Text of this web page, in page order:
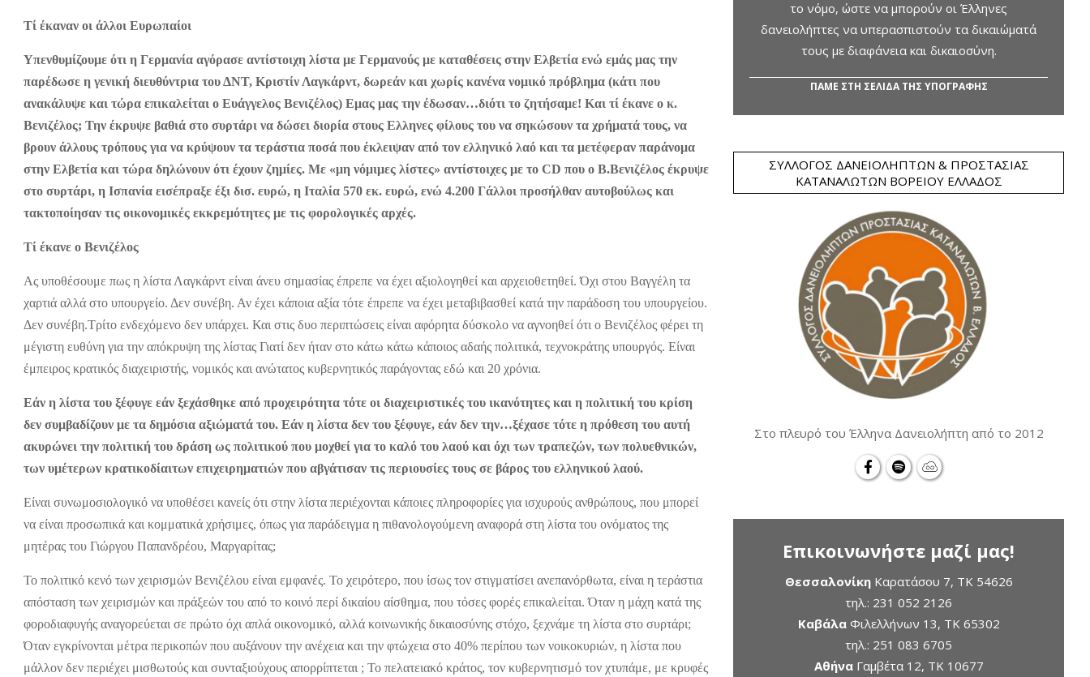
Τί έκαναν οι άλλοι Ευρωπαίοι
Υπενθυμίζουμε ότι η Γερμανία αγόρασε αντίστοιχη λίστα με Γερμανούς με καταθέσεις στην Ελβετία ενώ εμάς μας την
παρέδωσε η γενική διευθύντρια του ΔΝΤ, Κριστίν Λαγκάρντ, δωρεάν και χωρίς κανένα νομικό πρόβλημα (κάτι που
ανακάλυψε και τώρα επικαλείται ο Ευάγγελος Βενιζέλος) Εμας μας την έδωσαν…διότι το ζητήσαμε! Και τί έκανε ο κ.
Βενιζέλος; Την έκρυψε βαθιά στο συρτάρι να δώσει διορία στους Ελληνες φίλους του να σηκώσουν τα χρήματά τους, να
βρουν άλλους τρόπους για να κρύψουν τα τεράστια ποσά που έκλειψαν από τον ελληνικό λαό και τα μετέφεραν παράνομα
στην Ελβετία και τώρα δηλώνουν ότι έχουν ζημίες. Με «μη νόμιμες λίστες» αντίστοιχες με το CD που ο Β.Βενιζέλος έκρυψε
στο συρτάρι, η Ισπανία εισέπραξε έξι δισ. ευρώ, η Ιταλία 570 εκ. ευρώ, ενώ 4.200 Γάλλοι προσήλθαν αυτοβούλως και
τακτοποίησαν τις οικονομικές εκκρεμότητες με τις φορολογικές αρχές.
Τί έκανε ο Βενιζέλος
Ας υποθέσουμε πως η λίστα Λαγκάρντ είναι άνευ σημασίας έπρεπε να έχει αξιολογηθεί και αρχειοθετηθεί. Όχι στου Βαγγέλη τα
χαρτιά αλλά στο υπουργείο. Δεν συνέβη. Αν έχει κάποια αξία τότε έπρεπε να έχει μεταβιβασθεί κατά την παράδοση του υπουργείου.
Δεν συνέβη.Τρίτο ενδεχόμενο δεν υπάρχει. Και στις δυο περιπτώσεις είναι αφόρητα δύσκολο να αγνοηθεί ότι ο Βενιζέλος φέρει τη
μέγιστη ευθύνη για την απόκρυψη της λίστας Γιατί δεν ήταν στο κάτω κάτω κάποιος αδαής πολιτικά, τεχνοκράτης υπουργός. Είναι
έμπειρος κρατικός διαχειριστής, νομικός και ανώτατος κυβερνητικός παράγοντας εδώ και 20 χρόνια.
Εάν η λίστα του ξέφυγε εάν ξεχάσθηκε από προχειρότητα τότε οι διαχειριστικές του ικανότητες και η πολιτική του κρίση
δεν συμβαδίζουν με τα δημόσια αξιώματά του. Εάν η λίστα δεν του ξέφυγε, εάν δεν την…ξέχασε τότε η πρόθεση του αυτή
ακυρώνει την πολιτική του δράση ως πολιτικού που μοχθεί για το καλό του λαού και όχι των τραπεζών, των πολυεθνικών,
των υμέτερων κρατικοδίαιτων επιχειρηματιών που αβγάτισαν τις περιουσίες τους σε βάρος του ελληνικού λαού.
Είναι συνωμοσιολογικό να υποθέσει κανείς ότι στην λίστα περιέχονται κάποιες πληροφορίες για ισχυρούς ανθρώπους, που μπορεί
να είναι προσωπικά και κομματικά χρήσιμες, όπως για παράδειγμα η πιθανολογούμενη αναφορά στη λίστα του ονόματος της
μητέρας του Γιώργου Παπανδρέου, Μαργαρίτας;
Το πολιτικό κενό των χειρισμών Βενιζέλου είναι εμφανές. Το χειρότερο, που ίσως τον στιγματίσει ανεπανόρθωτα, είναι η τεράστια
απόσταση των χειρισμών και πράξεών του από το κοινό περί δικαίου αίσθημα, που τόσες φορές επικαλείται. Όταν η μάχη κατά της
φοροδιαφυγής αναγορεύεται σε πρώτο όχι απλά οικονομικό, αλλά κοινωνικής δικαιοσύνης στόχο, ξεχνάμε τη λίστα στο συρτάρι;
Όταν εγκρίνονται μέτρα περικοπών που αυξάνουν την ανέχεια και την φτώχεια στο 40% περίπου των νοικοκυριών, η λίστα που
μάλλον δεν περιέχει μισθωτούς και συνταξιούχους απορρίπτεται ; Το πελατειακό κράτος, τον κυβερνητισμό τον χτυπάμε, με κρυφές
το νόμο, ώστε να μπορούν οι Έλληνες
δανειολήπτες να υπερασπιστούν τα δικαιώματά
τους με διαφάνεια και δικαιοσύνη.
ΠΑΜΕ ΣΤΗ ΣΕΛΙΔΑ ΤΗΣ ΥΠΟΓΡΑΦΗΣ
ΣΎΛΛΟΓΟΣ ΔΑΝΕΙΟΛΗΠΤΏΝ & ΠΡΟΣΤΑΣΊΑΣ
ΚΑΤΑΝΑΛΩΤΏΝ ΒΟΡΕΊΟΥ ΕΛΛΆΔΟΣ
Στο πλευρό του Έλληνα Δανειολήπτη από το 2012
Επικοινωνήστε μαζί μας!
ΘεσσαλονίκηΚαρατάσου 7, TK 54626
τηλ.: 231 052 2126
ΚαβάλαΦιλελλήνων 13, ΤΚ 65302
τηλ.: 251 083 6705
ΑθήναΓαμβέτα 12, ΤΚ 10677